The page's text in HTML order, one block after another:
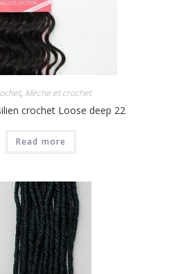
, Mèche et crochet
crochet Loose deep 22
Read more